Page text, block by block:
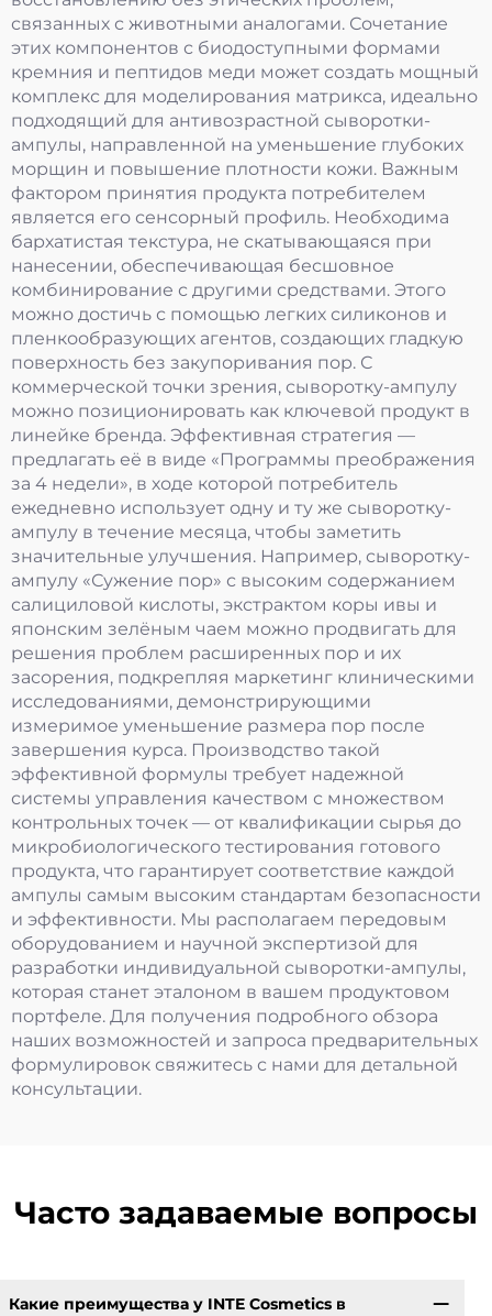
связанных с животными аналогами. Сочетание
этих компонентов с биодоступными формами
кремния и пептидов меди может создать мощный
комплекс для моделирования матрикса, идеально
подходящий для антивозрастной сыворотки-
ампулы, направленной на уменьшение глубоких
морщин и повышение плотности кожи. Важным
фактором принятия продукта потребителем
является его сенсорный профиль. Необходима
бархатистая текстура, не скатывающаяся при
нанесении, обеспечивающая бесшовное
комбинирование с другими средствами. Этого
можно достичь с помощью легких силиконов и
пленкообразующих агентов, создающих гладкую
поверхность без закупоривания пор. С
коммерческой точки зрения, сыворотку-ампулу
можно позиционировать как ключевой продукт в
линейке бренда. Эффективная стратегия —
предлагать её в виде «Программы преображения
за 4 недели», в ходе которой потребитель
ежедневно использует одну и ту же сыворотку-
ампулу в течение месяца, чтобы заметить
значительные улучшения. Например, сыворотку-
ампулу «Сужение пор» с высоким содержанием
салициловой кислоты, экстрактом коры ивы и
японским зелёным чаем можно продвигать для
решения проблем расширенных пор и их
засорения, подкрепляя маркетинг клиническими
исследованиями, демонстрирующими
измеримое уменьшение размера пор после
завершения курса. Производство такой
эффективной формулы требует надежной
системы управления качеством с множеством
контрольных точек — от квалификации сырья до
микробиологического тестирования готового
продукта, что гарантирует соответствие каждой
ампулы самым высоким стандартам безопасности
и эффективности. Мы располагаем передовым
оборудованием и научной экспертизой для
разработки индивидуальной сыворотки-ампулы,
которая станет эталоном в вашем продуктовом
портфеле. Для получения подробного обзора
наших возможностей и запроса предварительных
формулировок свяжитесь с нами для детальной
консультации.
Часто задаваемые вопросы
Какие преимущества у INTE Cosmetics в